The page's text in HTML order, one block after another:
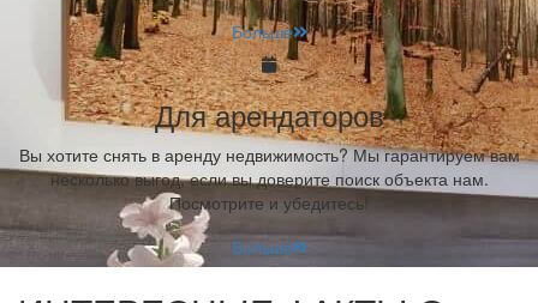
Больше
Для арендаторов
Вы хотите снять в аренду недвижимость? Мы гарантируем вам
несколько выгод, если вы доверите поиск объекта нам.
Посмотрите и убедитесь!
Больше